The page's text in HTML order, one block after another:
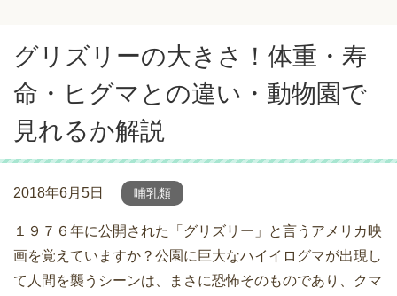
グリズリーの大きさ！体重・寿
命・ヒグマとの違い・動物園で
見れるか解説
2018年6月5日 哺乳類
１９７６年に公開された「グリズリー」と言うアメリカ映
画を覚えていますか？公園に巨大なハイイログマが出現し
て人間を襲うシーンは、まさに恐怖そのものであり、クマ